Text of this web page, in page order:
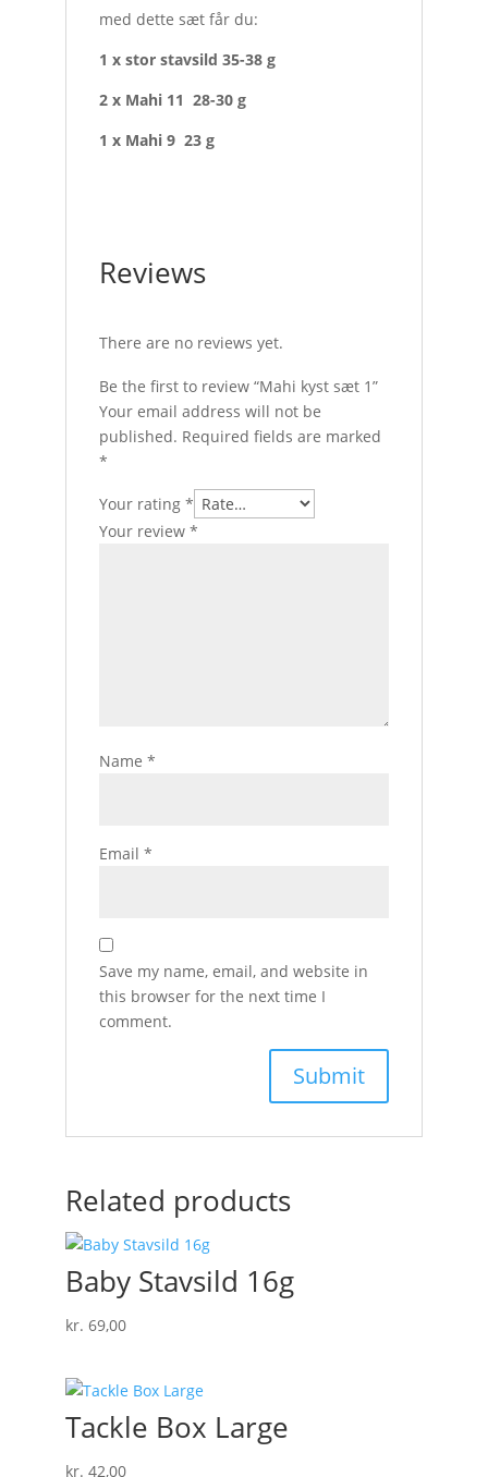
med dette sæt får du:
1 x stor stavsild 35-38 g
2 x Mahi 11 28-30 g
1 x Mahi 9 23 g
Reviews
There are no reviews yet.
Be the first to review “Mahi kyst sæt 1”
Your email address will not be
published. Required fields are marked
*
Your rating *
Your review *
Name *
Email *
Save my name, email, and website in
this browser for the next time I
comment.
Related products
Baby Stavsild 16g
kr. 69,00
Tackle Box Large
kr. 42,00